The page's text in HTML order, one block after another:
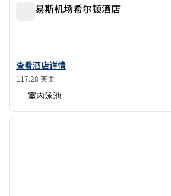
圣路易斯机场希尔顿酒店
查看 希尔顿 St. Louis Airport 的酒店详情
查看酒店详情
117.28 英里
室内泳池
1/11